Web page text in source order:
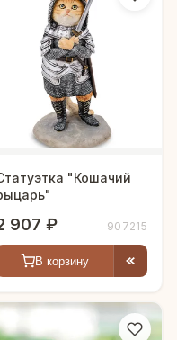
"Кошачий
907 ₽ 907215
В корзину